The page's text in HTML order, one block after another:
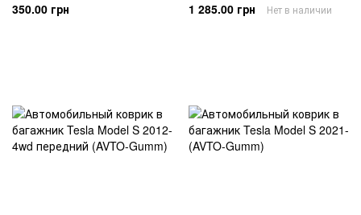
350.00 грн 1 285.00 грн Нет в наличии